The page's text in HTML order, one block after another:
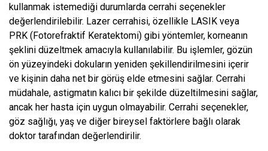
kullanmak istemediği durumlarda cerrahi seçenekler
değerlendirilebilir. Lazer cerrahisi, özellikle LASIK veya
PRK (Fotorefraktif Keratektomi) gibi yöntemler, korneanın
şeklini düzeltmek amacıyla kullanılabilir. Bu işlemler, gözün
ön yüzeyindeki dokuların yeniden şekillendirilmesini içerir
ve kişinin daha net bir görüş elde etmesini sağlar. Cerrahi
müdahale, astigmatın kalıcı bir şekilde düzeltilmesini sağlar,
ancak her hasta için uygun olmayabilir. Cerrahi seçenekler,
göz sağlığı, yaş ve diğer bireysel faktörlere bağlı olarak
doktor tarafından değerlendirilir.